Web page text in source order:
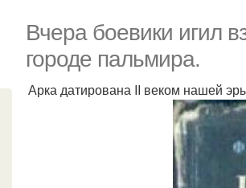
Вчера боевики игил
городе пальмира.
Арка датирована II веком нашей